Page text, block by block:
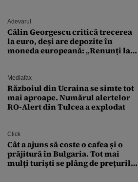
Adevarul
Călin Georgescu critică trecerea
la euro, deși are depozite în
moneda europeană: „Renunți la
Mediafax
Războiul din Ucraina se simte tot
mai aproape. Numărul alertelor
RO-Alert din Tulcea a explodat
Click
Cât a ajuns să coste o cafea și o
prăjitură în Bulgaria. Tot mai
mulți turiști se plâng de prețurile